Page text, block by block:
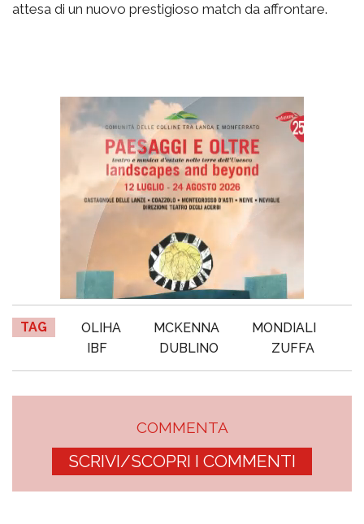
attesa di un nuovo prestigioso match da affrontare.
TAG OLIHA MCKENNA
MONDIALI
IBF
DUBLINO ZUFFA
COMMENTA
SCRIVI/SCOPRI I COMMENTI